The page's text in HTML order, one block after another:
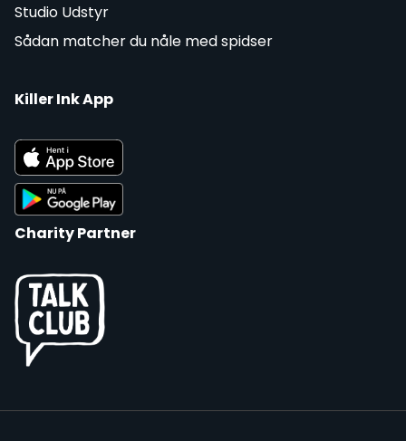
Studio Udstyr
Sådan matcher du nåle med spidser
Killer Ink App
Charity Partner